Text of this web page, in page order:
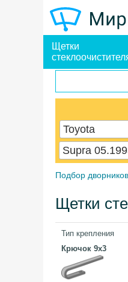
Щетки
Toyota
Supra
Подбор
Щетки
Тип крепления
Крючок 9x3